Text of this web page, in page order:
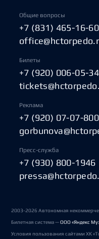
Общие вопросы
+7 (831) 465-16-60
Билеты
+7 (920) 006-05-34
Реклама
+7 (920) 07-07-800
Пресс-служба
+7 (930) 800-1946
2003-2026 Автономная
Билетная система —ООО «Яндекс
Условия пользования сайтами ХК